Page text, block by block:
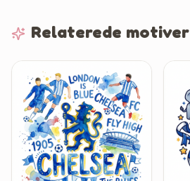
Relaterede motiver